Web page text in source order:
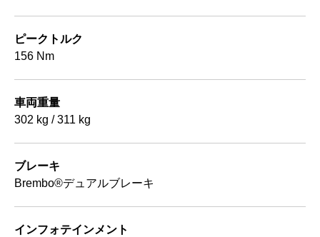
ピークトルク
156 Nm
車両重量
302 kg / 311 kg
ブレーキ
Brembo®デュアルブレーキ
インフォテインメント